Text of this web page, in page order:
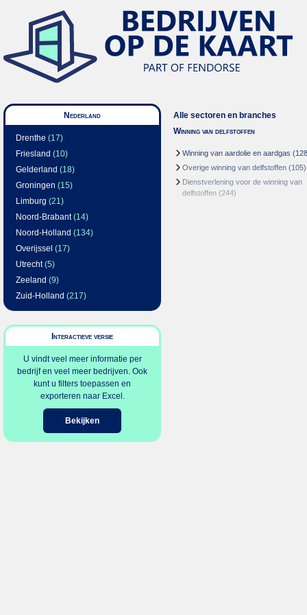
Nederland
Drenthe (17)
Friesland (10)
Gelderland (18)
Groningen (15)
Limburg (21)
Noord-Brabant(14)
Noord-Holland (134)
Overijssel (17)
Utrecht(5)
Zeeland (9)
Zuid-Holland (217)
Interactieve versie
U vindt veel meer informatie per
bedrijf en veel meer bedrijven. Ook
kunt u filters toepassen en
exporteren naar Excel.
Bekijken
Alle sectoren en branches
Winning van delfstoffen
Winning van aardolie en aardgas
Overige winning van delfstoffen (105)
Dienstverlening voor de winning van
delfstoffen (244)